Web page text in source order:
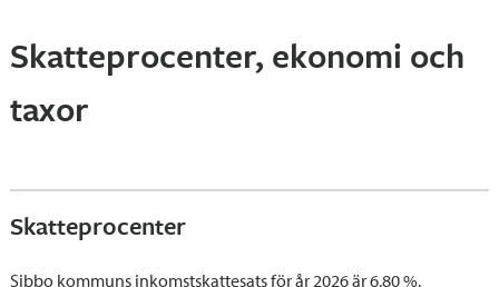
Skatteprocenter, ekonomi och
taxor
Skatteprocenter
Sibbo kommuns inkomstskattesats för år 2026 är 6,80 %.